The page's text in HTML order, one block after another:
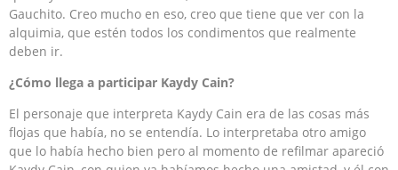
Gauchito. Creo mucho en eso, creo que tiene que ver con la
alquimia, que estén todos los condimentos que realmente
deben ir.
¿Cómo llega a participar Kaydy Cain?
El personaje que interpreta Kaydy Cain era de las cosas más
flojas que había, no se entendía. Lo interpretaba otro amigo
que lo había hecho bien pero al momento de refilmar apareció